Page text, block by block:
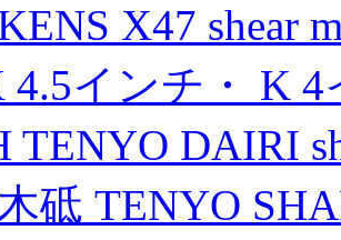
X47 shear
4.5インチ・ K
TENYO DAIRI
砥 TENYO